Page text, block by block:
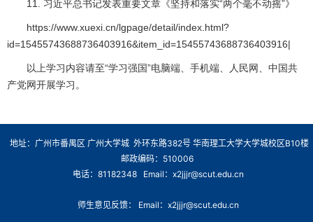
11. 习近平总书记发表重要文章《坚持和落实“两个毫不动摇”》
https://www.xuexi.cn/lgpage/detail/index.html?
id=15455743688736403916&item_id=15455743688736403916|
以上学习内容请至“学习强国”电脑端、手机端、人民网、中国共
产党网开展学习。
地址：广州市番禺区 广州大学城 外环东路382号 华南理工大学大学城校区B10楼
邮政编码：510006
电话：81182348 Email：x2jjjr@scut.edu.cn
师生意见反馈： Email：x2jjjr@scut.edu.cn